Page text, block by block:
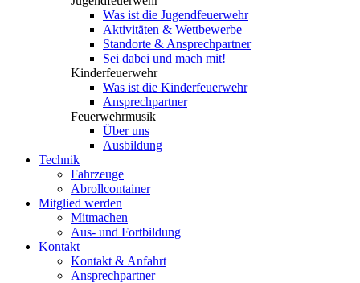
Was ist die Jugendfeuerwehr
Aktivitäten & Wettbewerbe
Standorte & Ansprechpartner
Sei dabei und mach mit!
Kinderfeuerwehr
Was ist die Kinderfeuerwehr
Ansprechpartner
Feuerwehrmusik
Über uns
Ausbildung
Technik
Fahrzeuge
Abrollcontainer
Mitglied werden
Mitmachen
Aus- und Fortbildung
Kontakt
Kontakt & Anfahrt
Ansprechpartner